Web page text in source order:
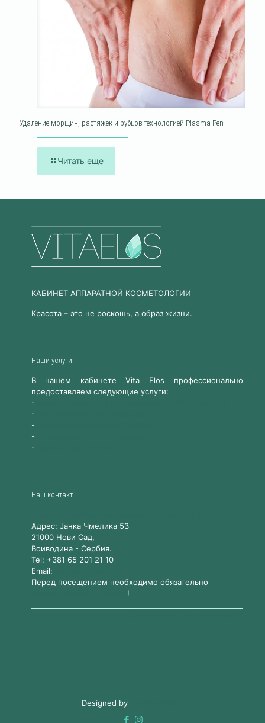
Удаление морщин, растяжек и рубцов технологией Plasma Pen
Читать еще
КАБИНЕТ АППАРАТНОЙ КОСМЕТОЛОГИИ
Красота – это не роскошь, а образ жизни.
Наши услуги
В нашем кабинете Vita Elos профессионально
предоставляем следующие услуги:
-
-
-
-
-
Наш контакт
Адрес: Jанка Чмелика 53
21000 Нови Сад,
Воиводина - Сербия.
Tel: +381 65 201 21 10
Email:
Перед посещением необходимо обязательно
!
Designed by